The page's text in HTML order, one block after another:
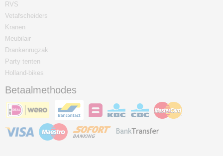
RVS
Vetafscheiders
Kranen
Meubilair
Drankenrugzak
Party tenten
Holland-bikes
Betaalmethodes